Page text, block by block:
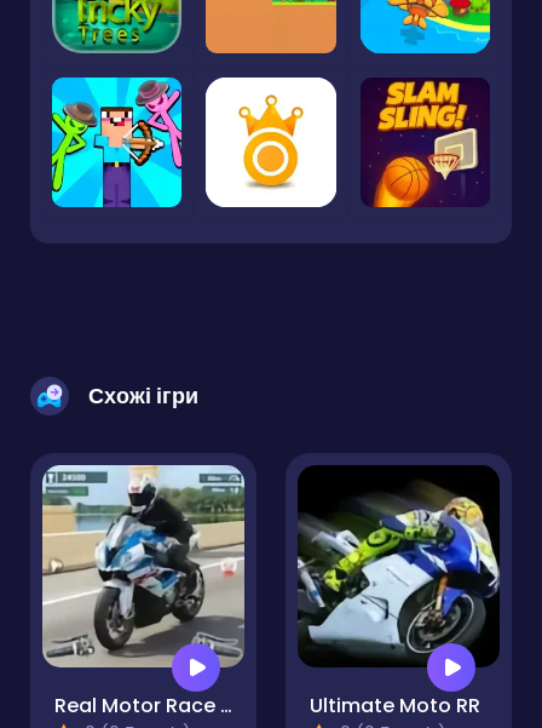
Схожі ігри
Real Motor Race Master Ultimate Moto RR